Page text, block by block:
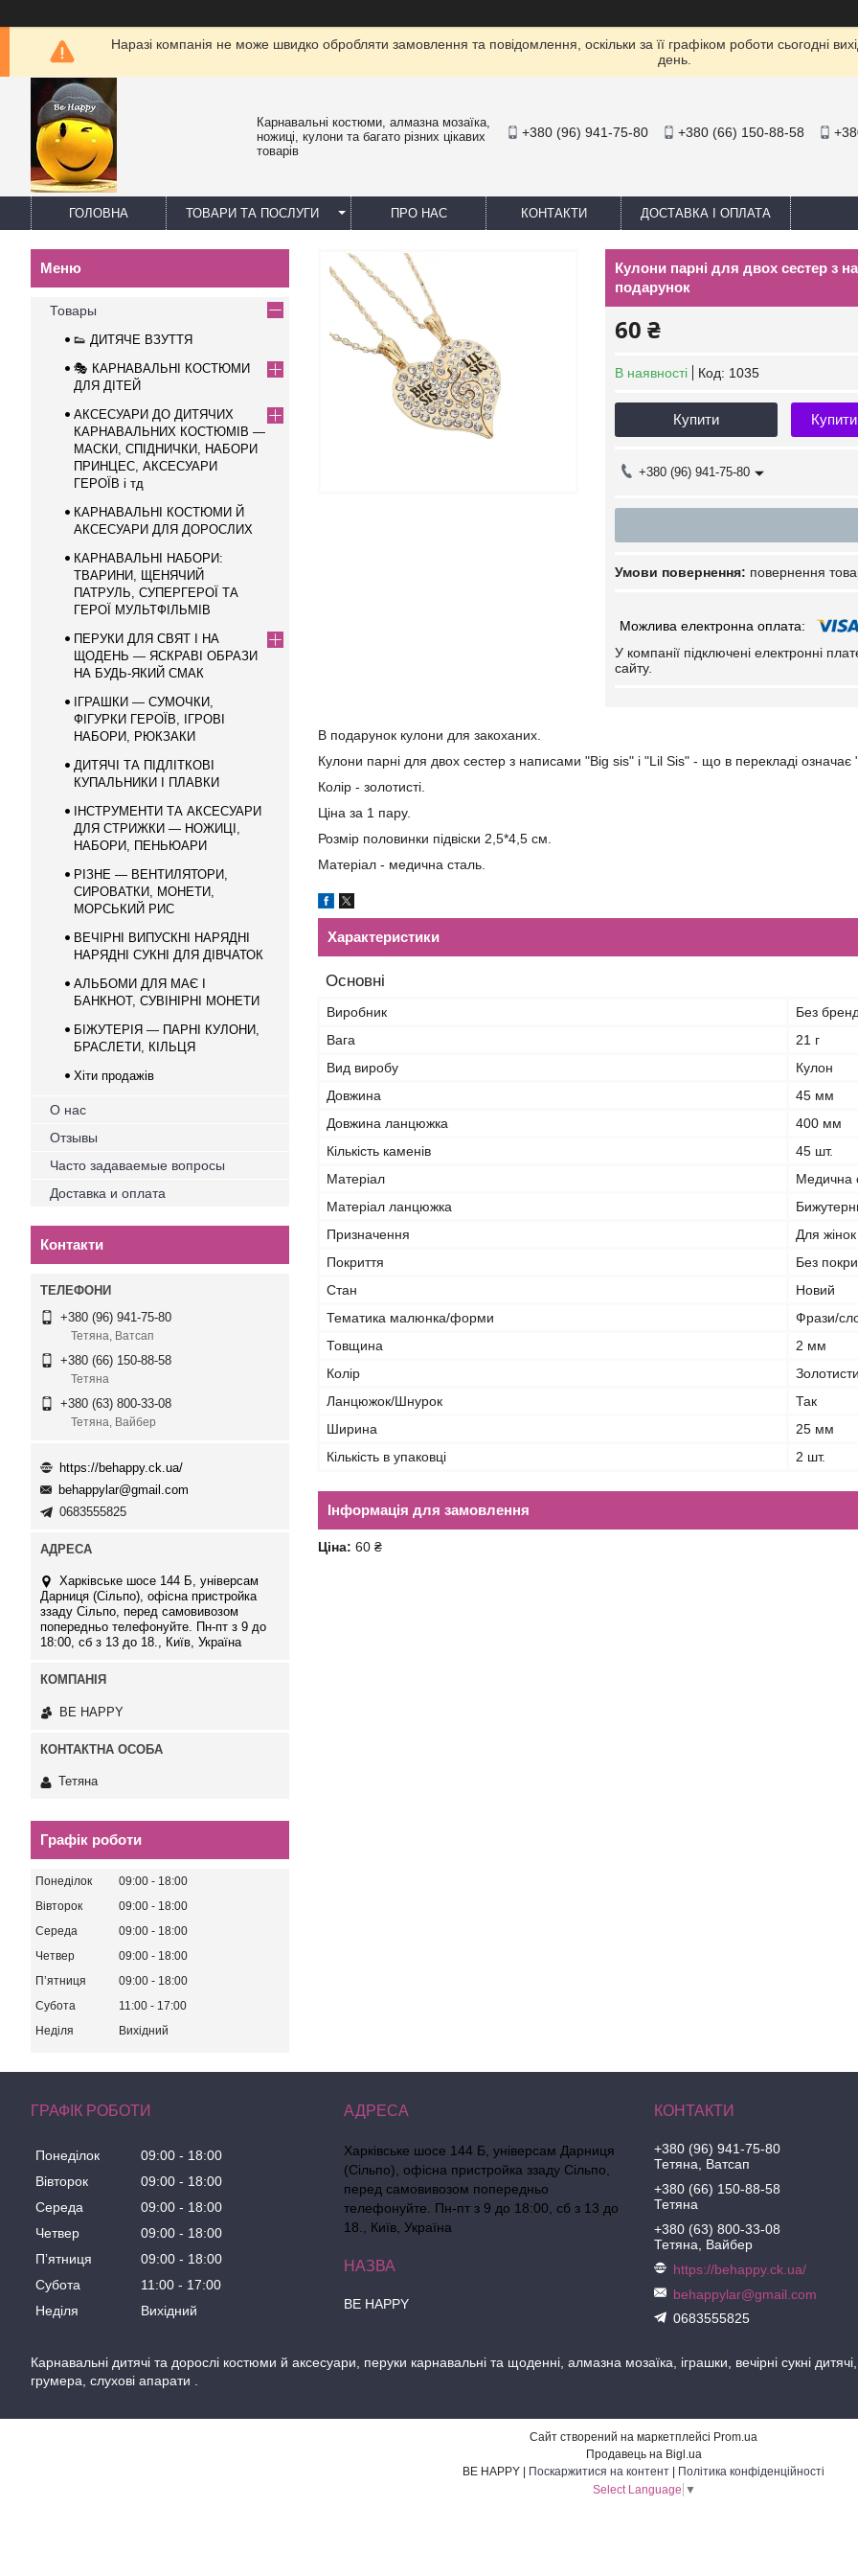
Наразі компанія не може швидко обробляти замовлення та повідомлення, оскільки за її графіком роботи сьогодні
день.
Карнавальні костюми, алмазна мозаїка,
ножиці, кулони та багато різних цікавих
товарів
+380 (96) 941-75-80 +380 (66) 150-88-58
ГОЛОВНА ТОВАРИ ТА ПОСЛУГИ ПРО НАС КОНТАКТИ ДОСТАВКА І ОПЛАТА
Кулони парні для двох сестер з
подарунок
60 ₴
В наявності Код: 1035
Купити
+380 (96) 941-75-80
повернення
У компанії підключені електронні
сайту.
В подарунок кулони для закоханих.
Кулони парні для двох сестер з написами "Big sis" і "Lil Sis" - що в перекладі
Колір - золотисті.
Ціна за 1 пару.
Розмір половинки підвіски 2,5*4,5 см.
Матеріал - медична сталь.
Характеристики
Основні
Виробник
Без
Вага
21 г
Вид виробу
Кулон
Довжина
45 мм
Довжина ланцюжка
400 мм
Кількість каменів
45 шт.
Матеріал
Медична
Матеріал ланцюжка
Призначення
Для жінок
Покриття
Без
Стан
Новий
Тематика малюнка/форми
Фрази/
Товщина
2 мм
Колір
Ланцюжок/Шнурок
Так
Ширина
25 мм
Кількість в упаковці
2 шт.
Інформація для замовлення
Ціна: 60 ₴
Товары
👟 ДИТЯЧЕ ВЗУТТЯ
🎭 КАРНАВАЛЬНІ КОСТЮМИ
ДЛЯ ДІТЕЙ
АКСЕСУАРИ ДО ДИТЯЧИХ
КАРНАВАЛЬНИХ КОСТЮМІВ —
МАСКИ, СПІДНИЧКИ, НАБОРИ
ПРИНЦЕС, АКСЕСУАРИ
ГЕРОЇВ і тд
КАРНАВАЛЬНІ КОСТЮМИ Й
АКСЕСУАРИ ДЛЯ ДОРОСЛИХ
КАРНАВАЛЬНІ НАБОРИ:
ТВАРИНИ, ЩЕНЯЧИЙ
ПАТРУЛЬ, СУПЕРГЕРОЇ ТА
ГЕРОЇ МУЛЬТФІЛЬМІВ
ПЕРУКИ ДЛЯ СВЯТ І НА
ЩОДЕНЬ — ЯСКРАВІ ОБРАЗИ
НА БУДЬ-ЯКИЙ СМАК
ІГРАШКИ — СУМОЧКИ,
ФІГУРКИ ГЕРОЇВ, ІГРОВІ
НАБОРИ, РЮКЗАКИ
ДИТЯЧІ ТА ПІДЛІТКОВІ
КУПАЛЬНИКИ І ПЛАВКИ
ІНСТРУМЕНТИ ТА АКСЕСУАРИ
ДЛЯ СТРИЖКИ — НОЖИЦІ,
НАБОРИ, ПЕНЬЮАРИ
РІЗНЕ — ВЕНТИЛЯТОРИ,
СИРОВАТКИ, МОНЕТИ,
МОРСЬКИЙ РИС
ВЕЧІРНІ ВИПУСКНІ НАРЯДНІ
НАРЯДНІ СУКНІ ДЛЯ ДІВЧАТОК
АЛЬБОМИ ДЛЯ МАЄ І
БАНКНОТ, СУВІНІРНІ МОНEТИ
БІЖУТЕРІЯ — ПАРНІ КУЛОНИ,
БРАСЛЕТИ, КІЛЬЦЯ
Хіти продажів
О нас
Отзывы
Часто задаваемые вопросы
Доставка и оплата
Контакти
+380 (96) 941-75-80
Тетяна, Ватсап
+380 (66) 150-88-58
Тетяна
+380 (63) 800-33-08
Тетяна, Вайбер
https://behappy.ck.ua/
behappylar@gmail.com
0683555825
Харківське шосе 144 Б, універсам
Дарниця (Сільпо), офісна пристройка
ззаду Сільпо, перед самовивозом
попередньо телефонуйте. Пн-пт з 9 до
18:00, сб з 13 до 18., Київ, Україна
BE HAPPY
Тетяна
Графік роботи
Понеділок 09:00
18:00
Вівторок
09:00
18:00
Середа
09:00
18:00
Четвер
09:00
18:00
Пʼятниця
09:00
18:00
Субота
11:00
17:00
Неділя
Вихідний
ГРАФІК РОБОТИ
Понеділок 09:00
18:00
Вівторок
09:00
18:00
Середа
09:00
18:00
Четвер
09:00
18:00
Пʼятниця
09:00
18:00
Субота
11:00
17:00
Неділя
Вихідний
Харківське шосе 144 Б, універсам Дарниця
(Сільпо), офісна пристройка ззаду Сільпо,
перед самовивозом попередньо
телефонуйте. Пн-пт з 9 до 18:00, сб з 13 до
18., Київ, Україна
BE HAPPY
+380 (96) 941-75-80
Тетяна, Ватсап
+380 (66) 150-88-58
Тетяна
+380 (63) 800-33-08
Тетяна, Вайбер
https://behappy.ck.ua/
behappylar@gmail.com
0683555825
Карнавальні дитячі та дорослі костюми й аксесуари, перуки карнавальні та щоденні, алмазна мозаїка, іграшки, вечірні сукні
грумера, слухові апарати .
Сайт створений на маркетплейсі Prom.ua
Продавець на Bigl.ua
Поскаржитися на контент
Політика конфіденційності
Select Language ▼